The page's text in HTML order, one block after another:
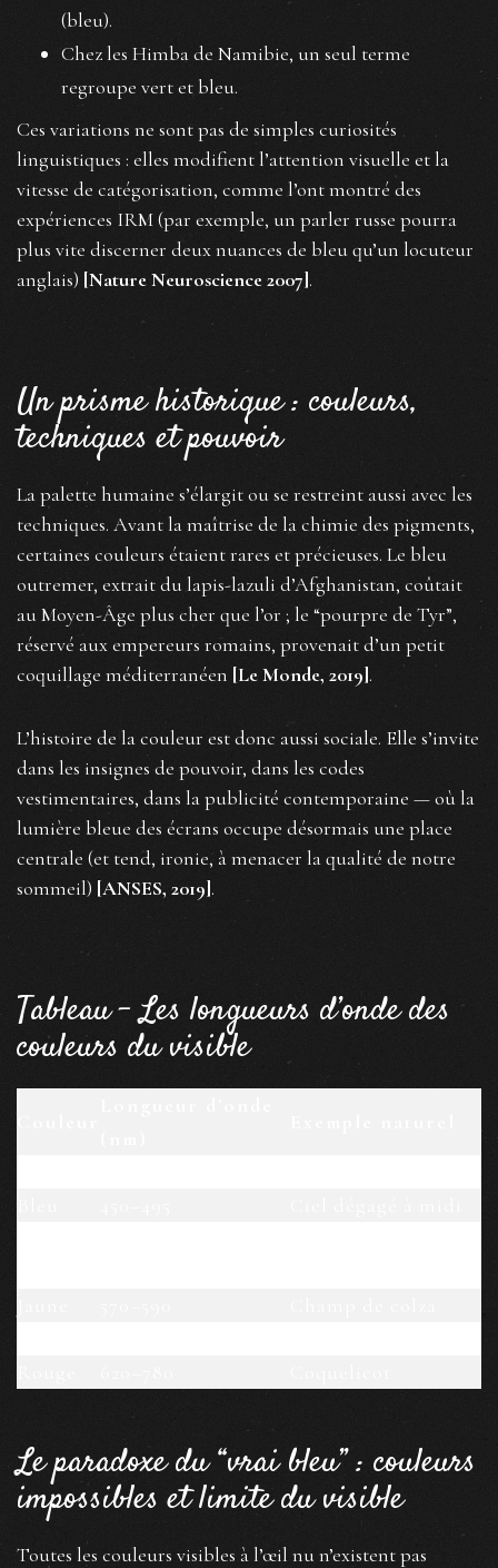
(bleu).
Chez les Himba de Namibie, un seul terme
regroupe vert et bleu.
Ces variations ne sont pas de simples curiosités
linguistiques : elles modifient l’attention visuelle et la
vitesse de catégorisation, comme l’ont montré des
expériences IRM (par exemple, un parler russe pourra
plus vite discerner deux nuances de bleu qu’un locuteur
anglais) [Nature Neuroscience 2007].
Un prisme historique : couleurs,
techniques et pouvoir
La palette humaine s’élargit ou se restreint aussi avec les
techniques. Avant la maîtrise de la chimie des pigments,
certaines couleurs étaient rares et précieuses. Le bleu
outremer, extrait du lapis-lazuli d’Afghanistan, coûtait
au Moyen-Âge plus cher que l’or ; le “pourpre de Tyr”,
réservé aux empereurs romains, provenait d’un petit
coquillage méditerranéen [Le Monde, 2019].
L’histoire de la couleur est donc aussi sociale. Elle s’invite
dans les insignes de pouvoir, dans les codes
vestimentaires, dans la publicité contemporaine — où la
lumière bleue des écrans occupe désormais une place
centrale (et tend, ironie, à menacer la qualité de notre
sommeil) [ANSES, 2019].
Tableau – Les longueurs d’onde des
couleurs du visible
Le paradoxe du “vrai bleu” : couleurs
impossibles et limite du visible
Toutes les couleurs visibles à l’œil nu n’existent pas